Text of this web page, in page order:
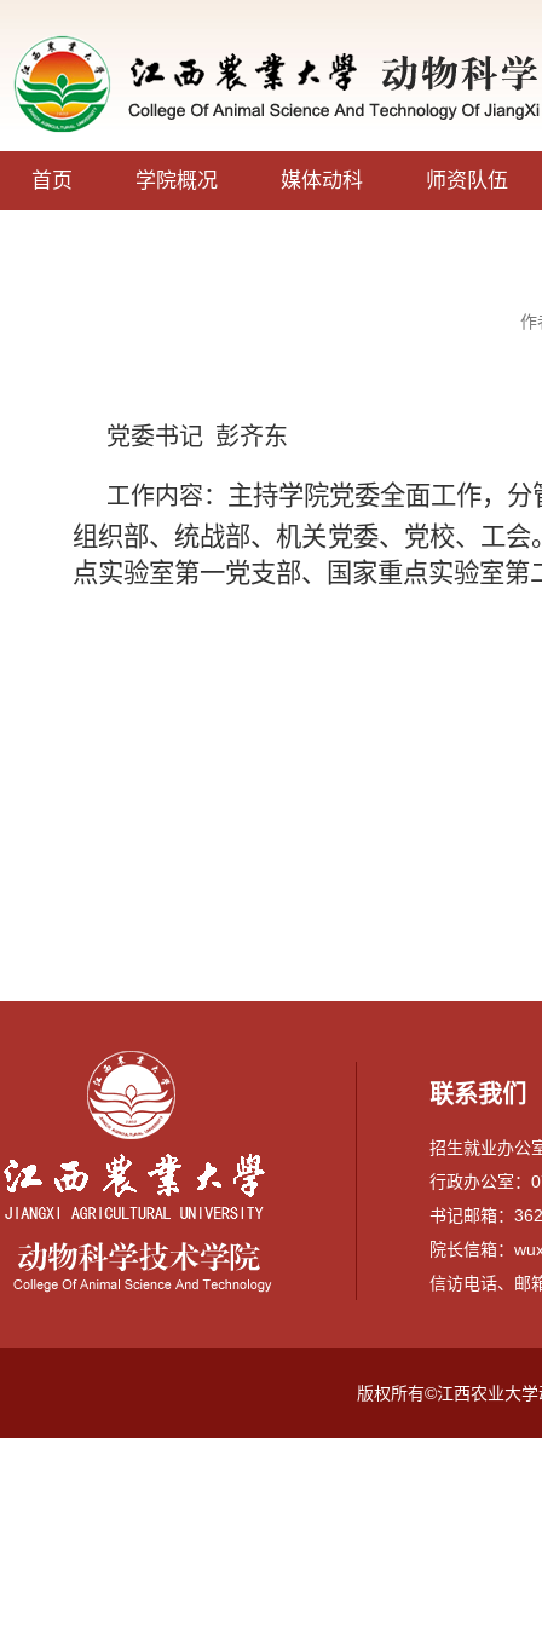
首页 学院概况 媒体动科 师资队伍
作
党委书记 彭齐东
工作内容： 主持学院党委全面工作，
组织部、统战部、机关党委、 党校、 工会
点实验室第一党支部、国家重点实验室第
联系我们
招生就业办公
行政办公室：
书记邮箱：
院长信箱：
信访电话、邮
版权所有©江西农业大